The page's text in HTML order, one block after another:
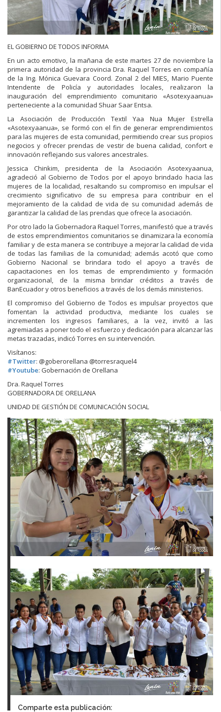
EL GOBIERNO DE TODOS INFORMA
En un acto emotivo, la mañana de este martes 27 de noviembre la
primera autoridad de la provincia Dra. Raquel Torres en compañía
de la Ing. Mónica Guevara Coord. Zonal 2 del MIES, Mario Puente
Intendente de Policía y autoridades locales, realizaron la
inauguración del emprendimiento comunitario «Asotexyaanua»
perteneciente a la comunidad Shuar Saar Entsa.
La Asociación de Producción Textil Yaa Nua Mujer Estrella
«Asotexyaanua», se formó con el fin de generar emprendimientos
para las mujeres de esta comunidad, permitiendo crear sus propios
negocios y ofrecer prendas de vestir de buena calidad, confort e
innovación reflejando sus valores ancestrales.
Jessica Chinkim, presidenta de la Asociación Asotexyaanua,
agradeció al Gobierno de Todos por el apoyo brindado hacia las
mujeres de la localidad, resaltando su compromiso en impulsar el
crecimiento significativo de su empresa para contribuir en el
mejoramiento de la calidad de vida de su comunidad además de
garantizar la calidad de las prendas que ofrece la asociación.
Por otro lado la Gobernadora Raquel Torres, manifestó que a través
de estos emprendimientos comunitarios se dinamizara la economía
familiar y de esta manera se contribuye a mejorar la calidad de vida
de todas las familias de la comunidad; además acotó que como
Gobierno Nacional se brindara todo el apoyo a través de
capacitaciones en los temas de emprendimiento y formación
organizacional, de la misma brindar créditos a través de
BanEcuador y otros beneficios a través de los demás ministerios.
El compromiso del Gobierno de Todos es impulsar proyectos que
fomentan la actividad productiva, mediante los cuales se
incrementen los ingresos familiares, a la vez, invitó a las
agremiadas a poner todo el esfuerzo y dedicación para alcanzar las
metas trazadas, indicó Torres en su intervención.
Visítanos:
#Twitter: @goberorellana @torresraquel4
#Youtube: Gobernación de Orellana
Dra. Raquel Torres
GOBERNADORA DE ORELLANA
UNIDAD DE GESTIÓN DE COMUNICACIÓN SOCIAL
Comparte esta publicación: